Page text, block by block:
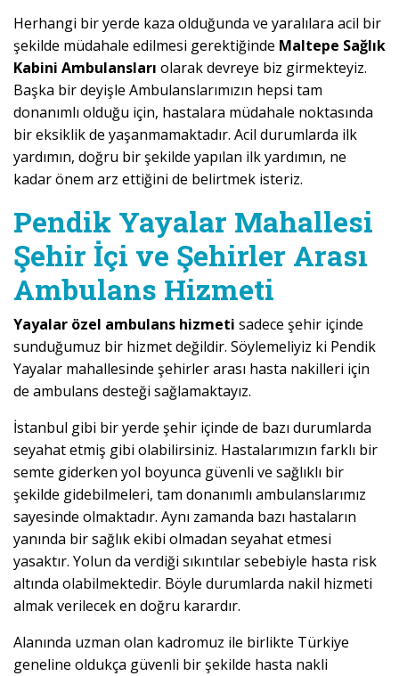
Herhangi bir yerde kaza olduğunda ve yaralılara acil bir
şekilde müdahale edilmesi gerektiğinde Maltepe Sağlık
Kabini Ambulansları olarak devreye biz girmekteyiz.
Başka bir deyişle Ambulanslarımızın hepsi tam
donanımlı olduğu için, hastalara müdahale noktasında
bir eksiklik de yaşanmamaktadır. Acil durumlarda ilk
yardımın, doğru bir şekilde yapılan ilk yardımın, ne
kadar önem arz ettiğini de belirtmek isteriz.
Pendik Yayalar Mahallesi
Şehir İçi ve Şehirler Arası
Ambulans Hizmeti
Yayalar özel ambulans hizmeti sadece şehir içinde
sunduğumuz bir hizmet değildir. Söylemeliyiz ki Pendik
Yayalar mahallesinde şehirler arası hasta nakilleri için
de ambulans desteği sağlamaktayız.
İstanbul gibi bir yerde şehir içinde de bazı durumlarda
seyahat etmiş gibi olabilirsiniz. Hastalarımızın farklı bir
semte giderken yol boyunca güvenli ve sağlıklı bir
şekilde gidebilmeleri, tam donanımlı ambulanslarımız
sayesinde olmaktadır. Aynı zamanda bazı hastaların
yanında bir sağlık ekibi olmadan seyahat etmesi
yasaktır. Yolun da verdiği sıkıntılar sebebiyle hasta risk
altında olabilmektedir. Böyle durumlarda nakil hizmeti
almak verilecek en doğru karardır.
Alanında uzman olan kadromuz ile birlikte Türkiye
geneline oldukça güvenli bir şekilde hasta nakli